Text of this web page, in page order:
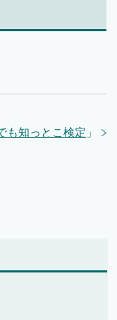
も知っとこ検定 」